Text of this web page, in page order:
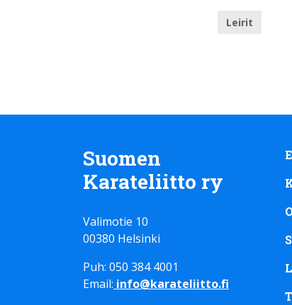
Leirit
Suomen
Karateliitto ry
Valimotie 10
00380 Helsinki
Puh: 050 384 4001
Email: info@karateliitto.fi